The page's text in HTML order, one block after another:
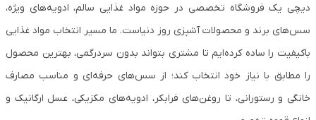
دیچی یک فروشگاه تخصصی در حوزه مواد غذایی سالم، ادویه‌های ویژه،
سس‌های برند و محصولات آشپزی روز دنیاست. ما مسیر انتخاب مواد غذایی
باکیفیت را ساده کرده‌ایم تا مشتری بتواند بدون سردرگمی، بهترین محصول
را مطابق با نیاز خود انتخاب کند؛ از سس‌های حرفه‌ای و مناسب مصارف
خانگی و رستورانی، تا روغن‌های فرابکر، ادویه‌های مکزیکی، عسل ارگانیک و